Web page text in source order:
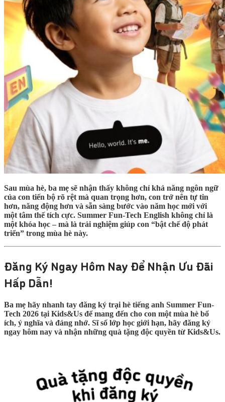
Sau mùa hè, ba mẹ sẽ nhận thấy không chỉ khả năng ngôn ngữ
của con tiến bộ rõ rệt mà quan trọng hơn, con trở nên tự tin
hơn, năng động hơn và sẵn sàng bước vào năm học mới với
một tâm thế tích cực. Summer Fun-Tech English không chỉ là
một khóa học – mà là trải nghiệm giúp con “bật chế độ phát
triển” trong mùa hè này.
Đăng Ký Ngay Hôm Nay Để Nhận Ưu Đãi
Hấp Dẫn!
Ba mẹ hãy nhanh tay đăng ký trại hè tiếng anh Summer Fun-
Tech 2026 tại Kids&Us để mang đến cho con một mùa hè bổ
ích, ý nghĩa và đáng nhớ. Sĩ số lớp học giới hạn, hãy đăng ký
ngay hôm nay và nhận những quà tặng độc quyền từ Kids&Us.